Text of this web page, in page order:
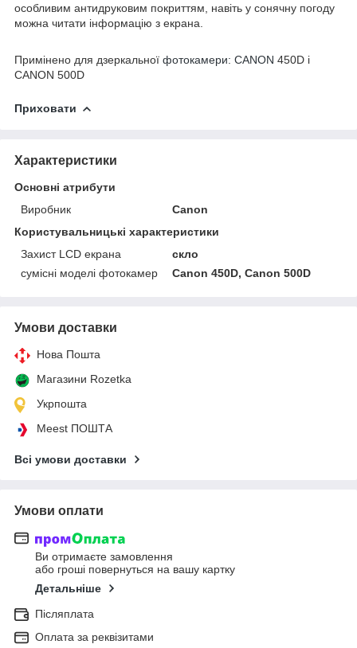
особливим антидруковим покриттям, навіть у сонячну погоду
можна читати інформацію з екрана.
Примінено для дзеркальної фотокамери: CANON 450D і
CANON 500D
Приховати
Характеристики
Основні атрибути
Виробник
Canon
Користувальницькі характеристики
Захист LCD екрана
скло
сумісні моделі фотокамер
Canon 450D, Canon 500D
Умови доставки
Нова Пошта
Магазини Rozetka
Укрпошта
Meest ПОШТА
Всі умови доставки
Умови оплати
Ви отримаєте замовлення
або гроші повернуться на вашу картку
Детальніше
Післяплата
Оплата за реквізитами